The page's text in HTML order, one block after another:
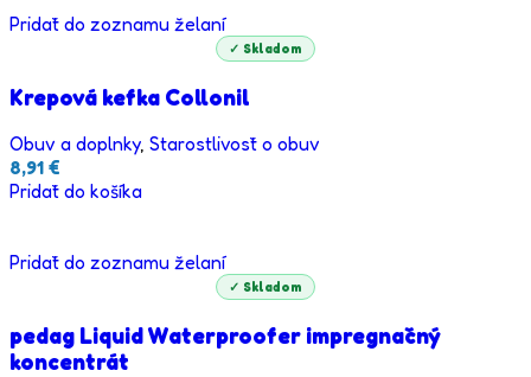
Pridať do zoznamu želaní
✓ Skladom
Krepová kefka Collonil
Obuv a doplnky, Starostlivosť o obuv
8,91 €
Pridať do košíka
Pridať do zoznamu želaní
✓ Skladom
pedag Liquid Waterproofer impregnačný
koncentrát